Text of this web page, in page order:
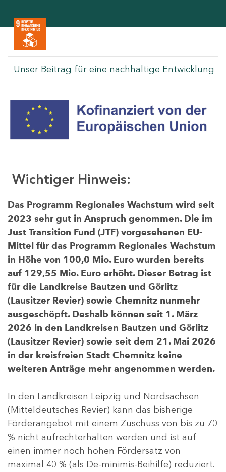
Unser Beitrag für eine nachhaltige Entwicklung
Wichtiger Hinweis:
Das Programm Regionales Wachstum wird seit
2023 sehr gut in Anspruch genommen. Die im
Just Transition Fund (JTF) vorgesehenen EU-
Mittel für das Programm Regionales Wachstum
in Höhe von 100,0 Mio. Euro wurden bereits
auf 129,55 Mio. Euro erhöht. Dieser Betrag ist
für die Landkreise Bautzen und Görlitz
(Lausitzer Revier) sowie Chemnitz nunmehr
ausgeschöpft. Deshalb können seit 1. März
2026 in den Landkreisen Bautzen und Görlitz
(Lausitzer Revier) sowie seit dem 21. Mai 2026
in der kreisfreien Stadt Chemnitz keine
weiteren Anträge mehr angenommen werden.
In den Landkreisen Leipzig und Nordsachsen
(Mitteldeutsches Revier) kann das bisherige
Förderangebot mit einem Zuschuss von bis zu 70
% nicht aufrechterhalten werden und ist auf
einen immer noch hohen Fördersatz von
maximal 40 % (als De-minimis-Beihilfe) reduziert.